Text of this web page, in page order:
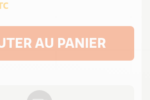
AU PANIER